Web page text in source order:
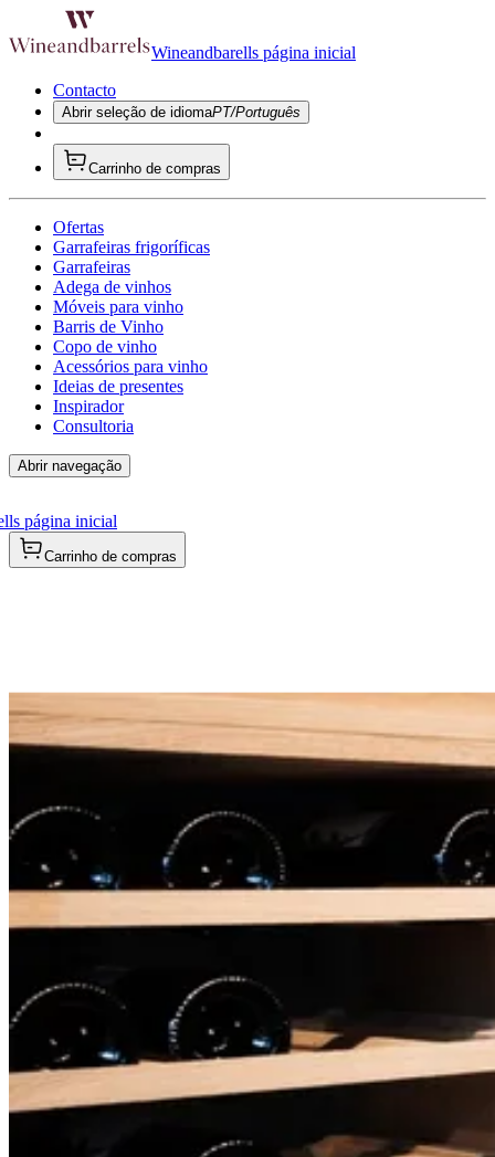
Wineandbarells página inicial
Contacto
Abrir seleção de idiomaPT/Português
Carrinho de compras
Ofertas
Garrafeiras frigoríficas
Garrafeiras
Adega de vinhos
Móveis para vinho
Barris de Vinho
Copo de vinho
Acessórios para vinho
Ideias de presentes
Inspirador
Consultoria
Abrir navegação
página inicial
Carrinho de compras